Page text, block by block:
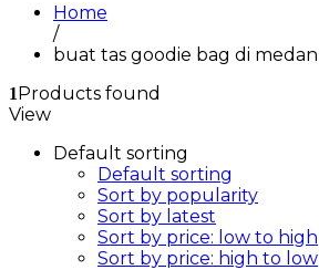
Home
/
buat tas goodie bag di medan
1Products found
View
Default sorting
Default sorting
Sort by popularity
Sort by latest
Sort by price: low to high
Sort by price: high to low